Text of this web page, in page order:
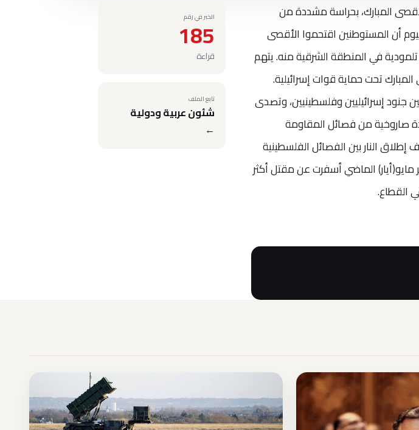
المبارك، بحراسة مشددة من
أن المستوطنين اقتحموا الأقصى
في المنطقة الشرقية منه. يتهم
تحت حماية قوات إسرائيلية.
جنود إسرائيليين وفلسطينيين، وتصدى
صاروخية من فصائل المقاومة
النار بين الفصائل الفلسطينية
بعد موجة توتر في الفترة من 10 إلى 21 من شهر مايو(أيار) الماضي أسفرت عن مقتل أكثر
الخبر في رقم
185
قراءة
تابع الملف
شئون عربية ودولية
←